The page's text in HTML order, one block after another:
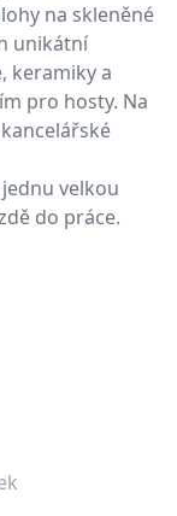
na skleněné
unikátní
keramiky a
pro hosty. Na
velkou
do práce.